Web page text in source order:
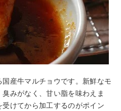
産牛マルチョウです。新鮮なモ
みがなく、甘い脂を味わえま
けてから加工するのがポイン